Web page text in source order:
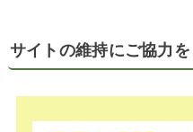
サイトの維持にご協力を